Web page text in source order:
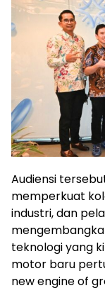
Audiensi
memperkuat
industri, dan
teknologi yang
motor baru
new engine of